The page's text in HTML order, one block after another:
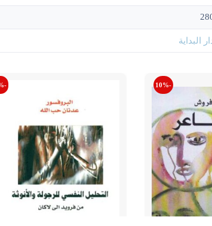
البداية
-10%
-5%